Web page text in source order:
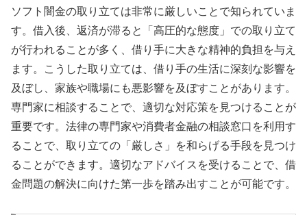
ソフト闇金の取り立ては非常に厳しいことで知られていま
す。借入後、返済が滞ると「高圧的な態度」での取り立て
が行われることが多く、借り手に大きな精神的負担を与え
ます。こうした取り立ては、借り手の生活に深刻な影響を
及ぼし、家族や職場にも悪影響を及ぼすことがあります。
専門家に相談することで、適切な対応策を見つけることが
重要です。法律の専門家や消費者金融の相談窓口を利用す
ることで、取り立ての「厳しさ」を和らげる手段を見つけ
ることができます。適切なアドバイスを受けることで、借
金問題の解決に向けた第一歩を踏み出すことが可能です。